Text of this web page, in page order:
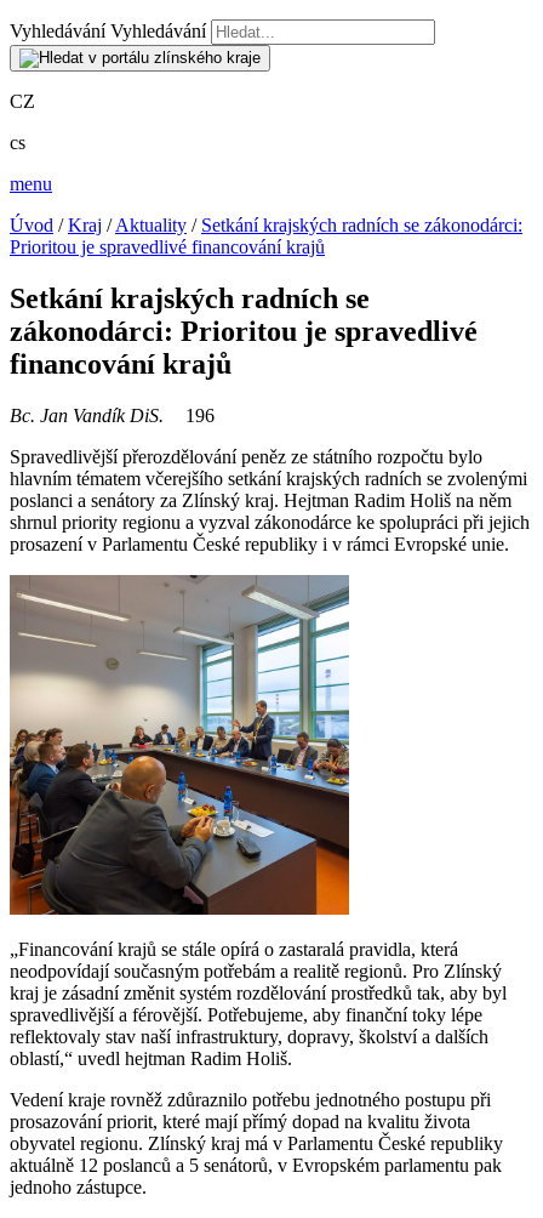
Vyhledávání Vyhledávání
CZ
cs
menu
Úvod /Kraj /Aktuality / Setkání krajských radních se zákonodárci:
Prioritou je spravedlivé financování krajů
Setkání krajských radních se
zákonodárci: Prioritou je spravedlivé
financování krajů
Bc. Jan Vandík DiS.
196
Spravedlivější přerozdělování peněz ze státního rozpočtu bylo
hlavním tématem včerejšího setkání krajských radních se zvolenými
poslanci a senátory za Zlínský kraj. Hejtman Radim Holiš na něm
shrnul priority regionu a vyzval zákonodárce ke spolupráci při jejich
prosazení v Parlamentu České republiky i v rámci Evropské unie.
„Financování krajů se stále opírá o zastaralá pravidla, která
neodpovídají současným potřebám a realitě regionů. Pro Zlínský
kraj je zásadní změnit systém rozdělování prostředků tak, aby byl
spravedlivější a férovější. Potřebujeme, aby finanční toky lépe
reflektovaly stav naší infrastruktury, dopravy, školství a dalších
oblastí,“ uvedl hejtman Radim Holiš.
Vedení kraje rovněž zdůraznilo potřebu jednotného postupu při
prosazování priorit, které mají přímý dopad na kvalitu života
obyvatel regionu. Zlínský kraj má v Parlamentu České republiky
aktuálně 12 poslanců a 5 senátorů, v Evropském parlamentu pak
jednoho zástupce.